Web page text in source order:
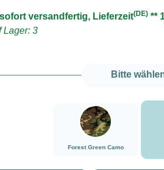
sofort versandfertig, Lieferzeit(DE) **
Lager: 3
Bitte
Forest Green Camo
###Forest Green